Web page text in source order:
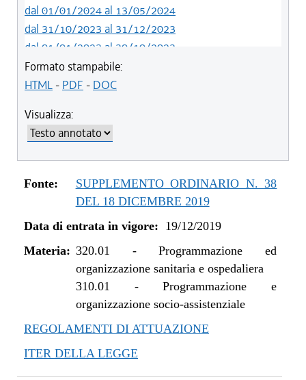
dal 01/01/2024 al 13/05/2024
dal 31/10/2023 al 31/12/2023
dal 01/01/2023 al 30/10/2023
dal 09/08/2022 al 31/12/2022
dal 06/11/2021 al 31/12/2021
dal 12/11/2020 al 31/12/2020
dal 02/07/2020 al 11/11/2020
dal 19/12/2019 al 01/07/2020
Formato stampabile:
HTML- PDF - DOC
Visualizza:
Fonte:
SUPPLEMENTO ORDINARIO N. 38
DEL 18 DICEMBRE 2019
Data di entrata in vigore: 19/12/2019
Materia: 320.01 -Programmazione ed
organizzazione sanitaria e ospedaliera
310.01 -Programmazione e
organizzazione socio-assistenziale
REGOLAMENTI DI ATTUAZIONE
ITER DELLA LEGGE